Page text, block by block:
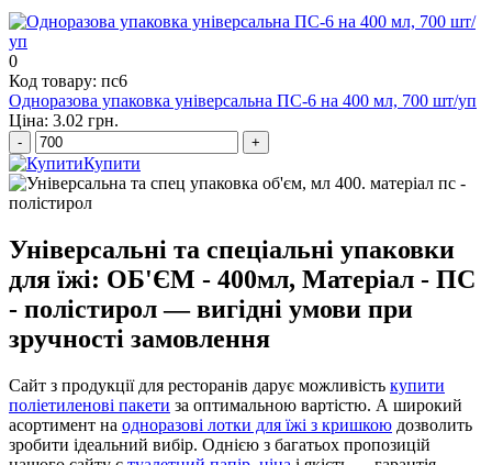
0
Код товару: пс6
Одноразова упаковка універсальна ПС-6 на 400 мл, 700 шт/уп
Ціна: 3.02 грн.
- +
Купити
Універсальні та спеціальні упаковки
для їжі: ОБ'ЄМ - 400мл, Матеріал - ПС
- полістирол — вигідні умови при
зручності замовлення
Сайт з продукції для ресторанів дарує можливість купити
поліетиленові пакети за оптимальною вартістю. А широкий
асортимент на одноразові лотки для їжі з кришкою дозволить
зробити ідеальний вибір. Однією з багатьох пропозицій